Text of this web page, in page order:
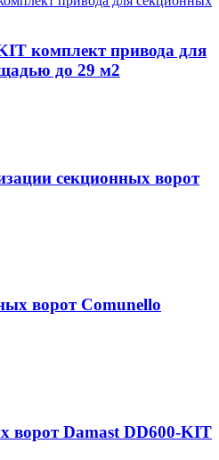
комплект привода для
до 29 м2
секционных ворот
ворот Comunello
ворот Damast DD600-KIT